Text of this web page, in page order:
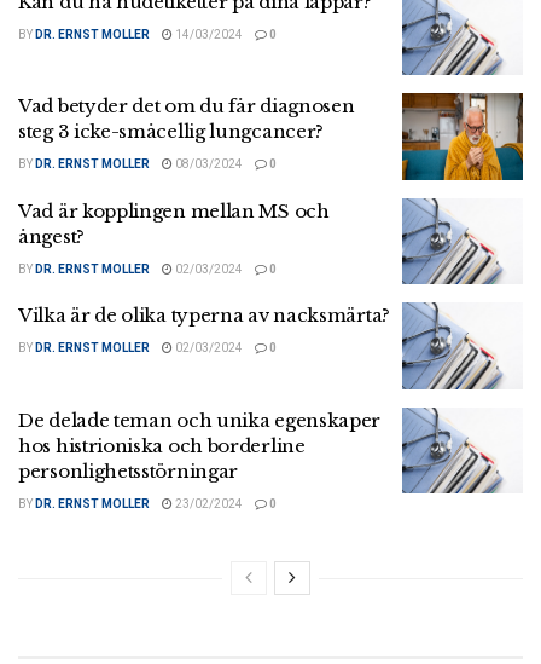
BY DR. ERNST MOLLER 14/03/2024 0
Vad betyder det om du får diagnosen
steg 3 icke-småcellig lungcancer?
BY DR. ERNST MOLLER 08/03/2024 0
Vad är kopplingen mellan MS och
ångest?
BY DR. ERNST MOLLER 02/03/2024 0
Vilka är de olika typerna av nacksmärta?
BY DR. ERNST MOLLER 02/03/2024 0
De delade teman och unika egenskaper
hos histrioniska och borderline
personlighetsstörningar
BY DR. ERNST MOLLER 23/02/2024 0